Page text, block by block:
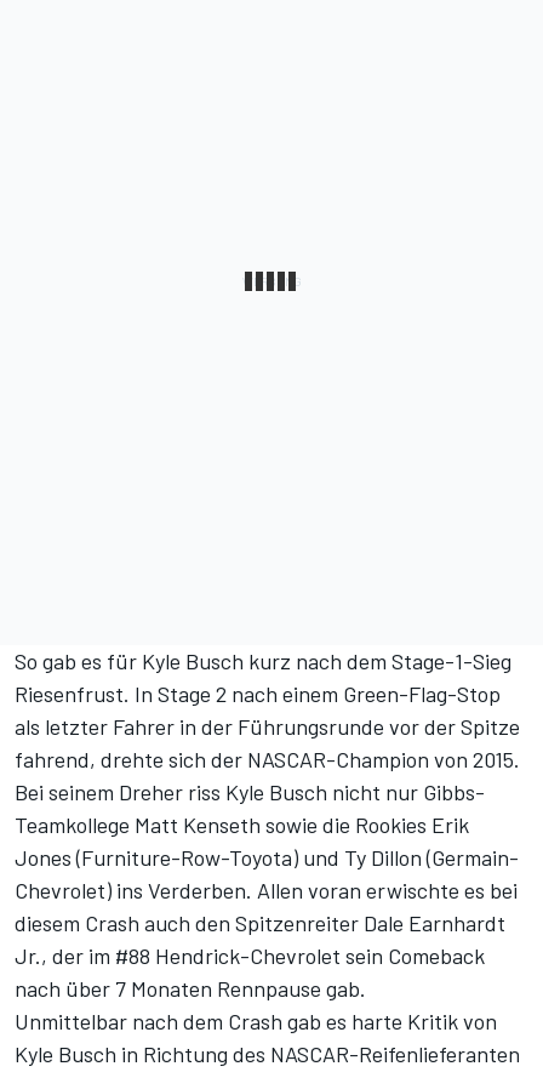
So gab es für Kyle Busch kurz nach dem Stage-1-Sieg
Riesenfrust. In Stage 2 nach einem Green-Flag-Stop
als letzter Fahrer in der Führungsrunde vor der Spitze
fahrend, drehte sich der NASCAR-Champion von 2015.
Bei seinem Dreher riss Kyle Busch nicht nur Gibbs-
Teamkollege Matt Kenseth sowie die Rookies Erik
Jones (Furniture-Row-Toyota) und Ty Dillon (Germain-
Chevrolet) ins Verderben. Allen voran erwischte es bei
diesem Crash auch den Spitzenreiter Dale Earnhardt
Jr., der im #88 Hendrick-Chevrolet sein Comeback
nach über 7 Monaten Rennpause gab.
Unmittelbar nach dem Crash gab es harte Kritik von
Kyle Busch in Richtung des NASCAR-Reifenlieferanten